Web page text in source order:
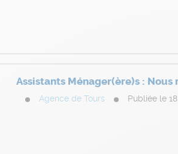
Assistants Ménager(ère)s :
Agence de Tours Publiée le